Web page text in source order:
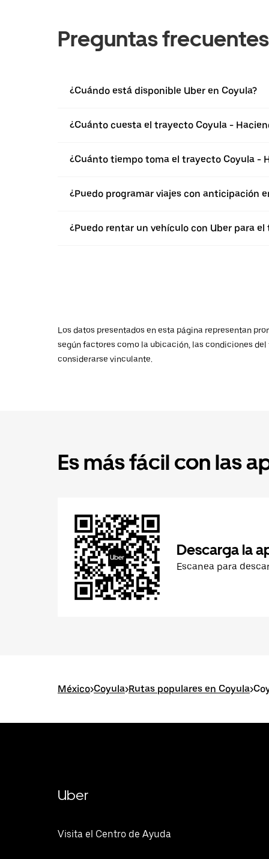
Preguntas frecuentes
¿Cuándo está disponible Uber en Coyula?
¿Cuánto cuesta el trayecto Coyula -
¿Cuánto tiempo toma el trayecto Coyula -
¿Puedo programar viajes con anticipación
¿Puedo rentar un vehículo con Uber para
Los datos presentados en esta página representan
según factores como la ubicación, las condiciones
considerarse vinculante.
Es más fácil con las
Descarga la
Escanea para
México>Coyula>Rutas populares en Coyula>
Uber
Visita el Centro de Ayuda